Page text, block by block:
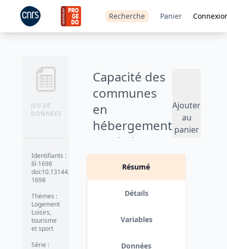
Recherche Panier
JEU DE
DONNÉES
Capacité des
communes
en
hébergement
touristique -
2024
Ajouter
au
panier
Identifiants :
lil-1698
doi:10.13144/lil-
1698
Thèmes :
Logement
Loisirs,
tourisme
et sport
Série :
Résumé
Détails
Variables
Données